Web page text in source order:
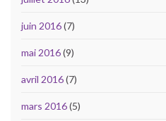
juin 2016(7)
mai 2016(9)
avril 2016(7)
mars 2016(5)